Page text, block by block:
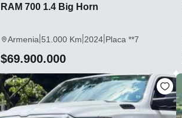
RAM 700 1.4 Big Horn
Armenia|51.000 Km|2024|Placa **7
$69.900.000